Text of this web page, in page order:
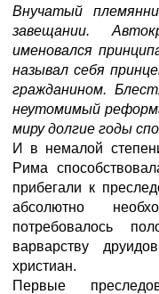
Внучатый
завещании.
именовался
называл себя
гражданином.
неутомимый
миру долгие годы
И в немалой
Рима
прибегали к
абсолютно
потребовалось
варварству
христиан.
Первые